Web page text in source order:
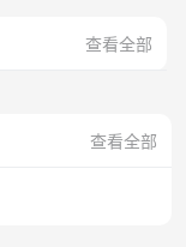
查看全部
查看全部